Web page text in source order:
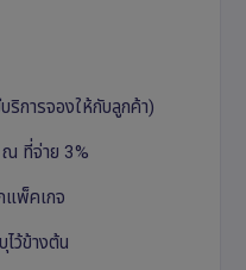
ริการจองให้กับลูกค้า)
ณ ที่จ่าย 3%
แพ็คเกจ
ว้ข้างต้น